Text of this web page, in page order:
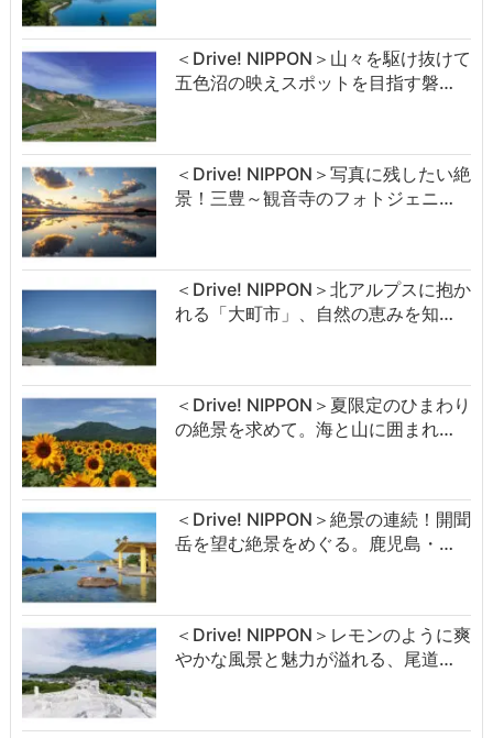
＜Drive! NIPPON＞山々を駆け抜けて
五色沼の映えスポットを目指す磐…
＜Drive! NIPPON＞写真に残したい絶
景！三豊～観音寺のフォトジェニ…
＜Drive! NIPPON＞北アルプスに抱か
れる「大町市」、自然の恵みを知…
＜Drive! NIPPON＞夏限定のひまわり
の絶景を求めて。海と山に囲まれ…
＜Drive! NIPPON＞絶景の連続！開聞
岳を望む絶景をめぐる。鹿児島・…
＜Drive! NIPPON＞レモンのように爽
やかな風景と魅力が溢れる、尾道…